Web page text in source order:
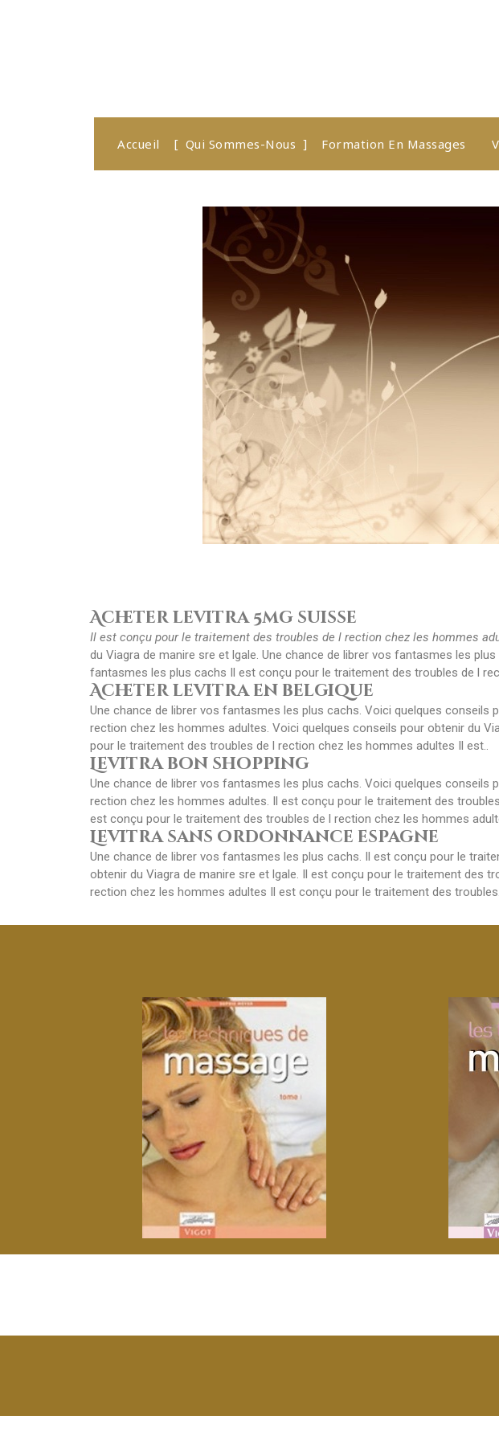
Accueil Qui Sommes-Nous Formation En Massages
Acheter levitra 5mg suisse
Il est conçu pourle traitement des troubles de l rection chez les hommes
du Viagra de manire sre et lgale. Une chance de librer vos fantasmes les
fantasmes les plus cachs Il est conçu pour le traitement des troubles de l
Acheter levitra en belgique
Une chance de librer vos fantasmes les plus cachs. Voici quelques
rection chez les hommes adultes. Voici quelques conseils pour obtenir du
pour le traitement des troubles de l rection chez les hommes adultes Il est..
Levitra bon shopping
Une chance de librer vos fantasmes les plus cachs. Voici quelques
rection chez les hommes adultes. Il est conçu pour le traitement des
est conçu pour le traitement des troubles de l rection chez les hommes
Levitra sans ordonnance espagne
Une chance de librer vos fantasmes les plus cachs. Il est conçu pour le
obtenir du Viagra de manire sre et lgale. Il est conçu pour le traitement des
rection chez les hommes adultes Il est conçu pour le traitement des